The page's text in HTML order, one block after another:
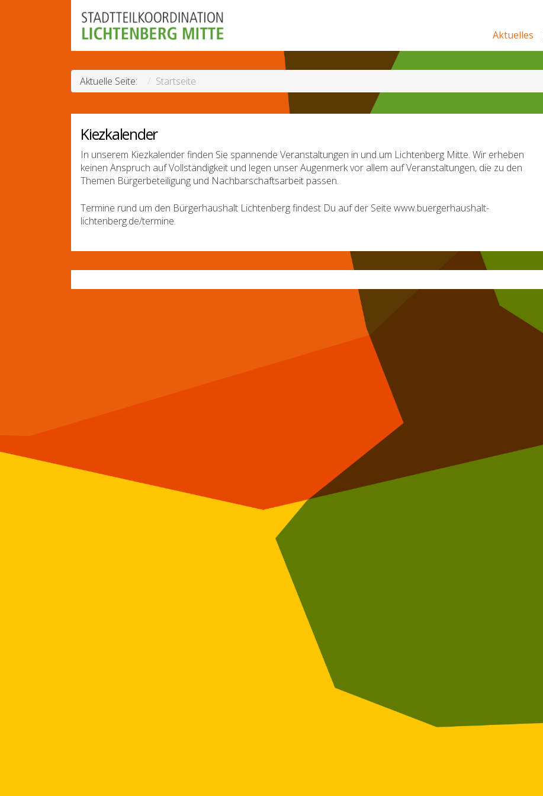
Aktuelles
Aktuelle Seite: Startseite
Kiezkalender
In unserem Kiezkalender finden Sie spannende Veranstaltungen in und um Lichtenberg Mitte. Wir erheben
keinen Anspruch auf Vollständigkeit und legen unser Augenmerk vor allem auf Veranstaltungen, die zu den
Themen Bürgerbeteiligung und Nachbarschaftsarbeit passen.
Termine rund um den Bürgerhaushalt Lichtenberg findest Du auf der Seite www.buergerhaushalt-
lichtenberg.de/termine.